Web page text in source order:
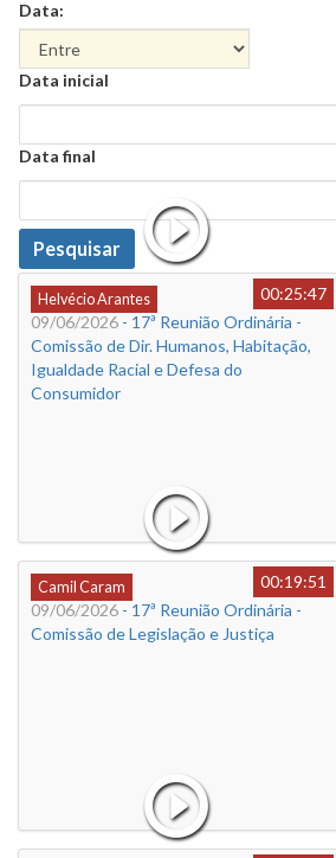
Data:
Data
Data inicial
Data
Data final
Data
Pesquisar
Helvécio Arantes
00:25:47
09/06/2026 - 17ª Reunião Ordinária -
Comissão de Dir. Humanos, Habitação,
Igualdade Racial e Defesa do
Consumidor
Camil Caram
00:19:51
09/06/2026 - 17ª Reunião Ordinária -
Comissão de Legislação e Justiça